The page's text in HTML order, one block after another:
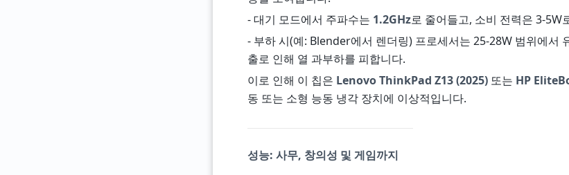
- 대기 모드에서 주파수는 1.2GHz로 줄어들고, 소비 전력은 3-5W
- 부하 시(예: Blender에서 렌더링) 프로세서는 25-28W 범위에서
출로 인해 열 과부하를 피합니다.
이로 인해 이 칩은 Lenovo ThinkPad Z13 (2025) 또는 HP
동 또는 소형 능동 냉각 장치에 이상적입니다.
성능: 사무, 창의성 및 게임까지